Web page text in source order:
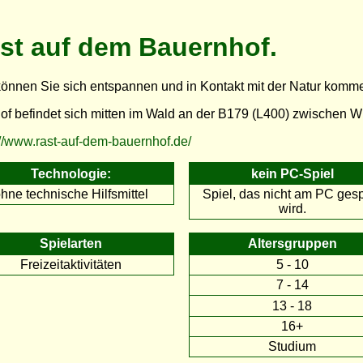
auf dem Bauernhof.
Sie sich entspannen und in Kontakt mit der Natur
befindet sich mitten im Wald an der B179 (L400) zwischen
www.rast-auf-dem-bauernhof.de/
Technologie:
technische Hilfsmittel
kein PC-Spiel
Spiel, das nicht am PC
wird.
Spielarten
Freizeitaktivitäten
Altersgruppen
5 - 10
7 - 14
13 - 18
16+
Studium